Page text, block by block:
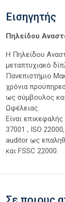
Εισηγητής
Πηλείδου
Η Πηλείδου
μεταπτυχιακό
Πανεπιστήμιο
χρόνια
ως σύμβουλος
Ωφέλειας.
Είναι
37001 , ISO
auditor ως
και FSSC 22000.